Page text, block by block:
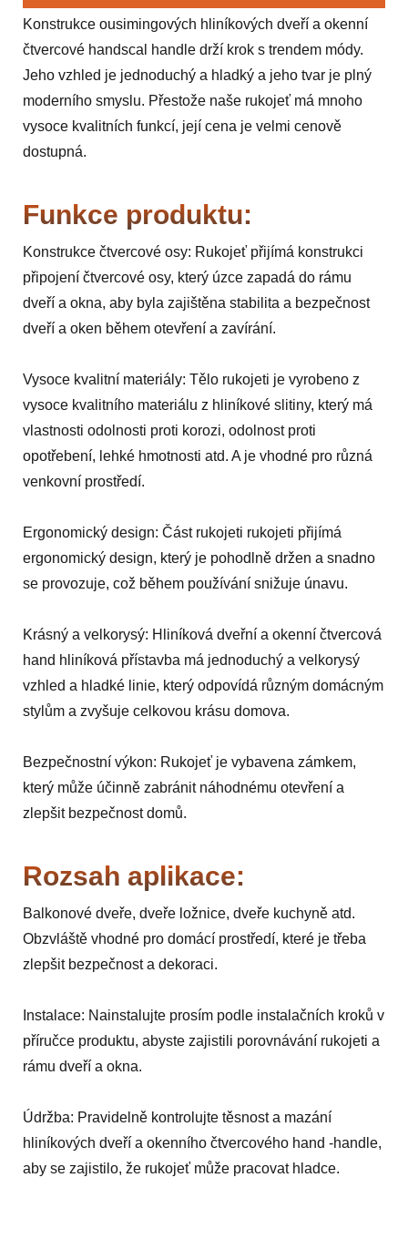
Konstrukce ousimingových hliníkových dveří a okenní
čtvercové handscal handle drží krok s trendem módy.
Jeho vzhled je jednoduchý a hladký a jeho tvar je plný
moderního smyslu. Přestože naše rukojeť má mnoho
vysoce kvalitních funkcí, její cena je velmi cenově
dostupná.
Funkce produktu:
Konstrukce čtvercové osy: Rukojeť přijímá konstrukci
připojení čtvercové osy, který úzce zapadá do rámu
dveří a okna, aby byla zajištěna stabilita a bezpečnost
dveří a oken během otevření a zavírání.
Vysoce kvalitní materiály: Tělo rukojeti je vyrobeno z
vysoce kvalitního materiálu z hliníkové slitiny, který má
vlastnosti odolnosti proti korozi, odolnost proti
opotřebení, lehké hmotnosti atd. A je vhodné pro různá
venkovní prostředí.
Ergonomický design: Část rukojeti rukojeti přijímá
ergonomický design, který je pohodlně držen a snadno
se provozuje, což během používání snižuje únavu.
Krásný a velkorysý: Hliníková dveřní a okenní čtvercová
hand hliníková přístavba má jednoduchý a velkorysý
vzhled a hladké linie, který odpovídá různým domácným
stylům a zvyšuje celkovou krásu domova.
Bezpečnostní výkon: Rukojeť je vybavena zámkem,
který může účinně zabránit náhodnému otevření a
zlepšit bezpečnost domů.
Rozsah aplikace:
Balkonové dveře, dveře ložnice, dveře kuchyně atd.
Obzvláště vhodné pro domácí prostředí, které je třeba
zlepšit bezpečnost a dekoraci.
Instalace: Nainstalujte prosím podle instalačních kroků v
příručce produktu, abyste zajistili porovnávání rukojeti a
rámu dveří a okna.
Údržba: Pravidelně kontrolujte těsnost a mazání
hliníkových dveří a okenního čtvercového hand -handle,
aby se zajistilo, že rukojeť může pracovat hladce.